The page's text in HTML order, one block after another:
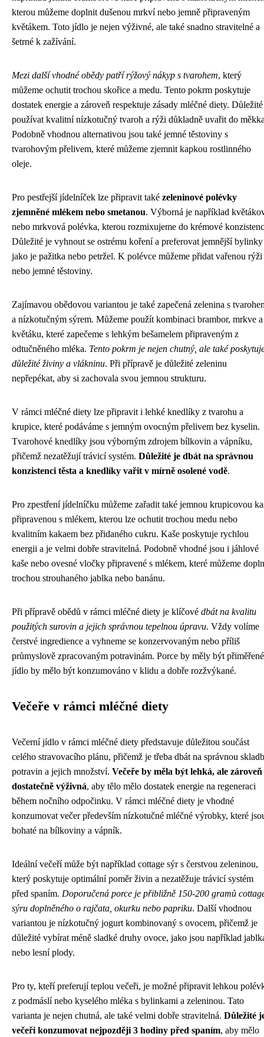
kterou můžeme doplnit dušenou mrkví nebo jemně připraveným
květákem. Toto jídlo je nejen výživné, ale také snadno stravitelné a
šetrné k zažívání.
Mezi další vhodné obědy patří rýžový nákyp s tvarohem, který
můžeme ochutit trochou skořice a medu. Tento pokrm poskytuje
dostatek energie a zároveň respektuje zásady mléčné diety.
používat kvalitní nízkotučný tvaroh a rýži důkladně uvařit do
Podobně vhodnou alternativou jsou také jemné těstoviny s
tvarohovým přelivem, které můžeme zjemnit kapkou rostlinného
oleje.
Pro pestřejší jídelníček lze připravit také zeleninové polévky
zjemněné mlékem nebo smetanou. Výborná je například
nebo mrkvová polévka, kterou rozmixujeme do krémové
Důležité je vyhnout se ostrému koření a preferovat jemnější bylinky
jako je pažitka nebo petržel. K polévce můžeme přidat vařenou rýži
nebo jemné těstoviny.
Zajímavou obědovou variantou je také zapečená zelenina s
a nízkotučným sýrem. Můžeme použít kombinaci brambor, mrkve a
květáku, které zapečeme s lehkým bešamelem připraveným z
odtučněného mléka. Tento pokrm je nejen chutný, ale také
důležité živiny a vlákninu. Při přípravě je důležité zeleninu
nepřepékat, aby si zachovala svou jemnou strukturu.
V rámci mléčné diety lze připravit i lehké knedlíky z tvarohu a
krupice, které podáváme s jemným ovocným přelivem bez kyselin.
Tvarohové knedlíky jsou výborným zdrojem bílkovin a vápníku,
přičemž nezatěžují trávicí systém. Důležité je dbát na správnou
konzistenci těsta a knedlíky vařit v mírně osolené vodě.
Pro zpestření jídelníčku můžeme zařadit také jemnou krupicovou
připravenou s mlékem, kterou lze ochutit trochou medu nebo
kvalitním kakaem bez přidaného cukru. Kaše poskytuje rychlou
energii a je velmi dobře stravitelná. Podobně vhodné jsou i jáhlové
kaše nebo ovesné vločky připravené s mlékem, které můžeme
trochou strouhaného jablka nebo banánu.
Při přípravě obědů v rámci mléčné diety je klíčové dbát na kvalitu
použitých surovin a jejich správnou tepelnou úpravu. Vždy volíme
čerstvé ingredience a vyhneme se konzervovaným nebo příliš
průmyslově zpracovaným potravinám. Porce by měly být
jídlo by mělo být konzumováno v klidu a dobře rozžvýkané.
Večeře v rámci mléčné diety
Večerní jídlo v rámci mléčné diety představuje důležitou součást
celého stravovacího plánu, přičemž je třeba dbát na správnou
potravin a jejich množství. Večeře by měla být lehká, ale zároveň
dostatečně výživná, aby tělo mělo dostatek energie na regeneraci
během nočního odpočinku. V rámci mléčné diety je vhodné
konzumovat večer především nízkotučné mléčné výrobky, které
bohaté na bílkoviny a vápník.
Ideální večeří může být například cottage sýr s čerstvou zeleninou,
který poskytuje optimální poměr živin a nezatěžuje trávicí systém
před spaním. Doporučená porce je přibližně 150-200 gramů
sýru doplněného o rajčata, okurku nebo papriku. Další vhodnou
variantou je nízkotučný jogurt kombinovaný s ovocem, přičemž je
důležité vybírat méně sladké druhy ovoce, jako jsou například
nebo lesní plody.
Pro ty, kteří preferují teplou večeři, je možné připravit lehkou
z podmáslí nebo kyselého mléka s bylinkami a zeleninou. Tato
varianta je nejen chutná, ale také velmi dobře stravitelná. Důležité
večeři konzumovat nejpozději 3 hodiny před spaním, aby mělo